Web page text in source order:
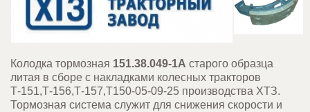
Колодка тормозная 151.38.049-1А старого образца
литая в сборе с накладками колесных тракторов
Т-151,Т-156,Т-157,Т150-05-09-25 производства ХТЗ.
Тормозная система служит для снижения скорости и